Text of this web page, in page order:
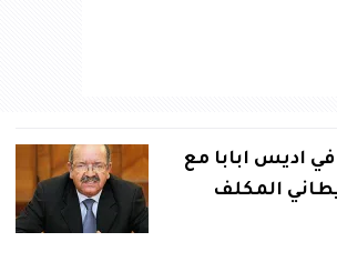
اديس ابابا مع
المكلف